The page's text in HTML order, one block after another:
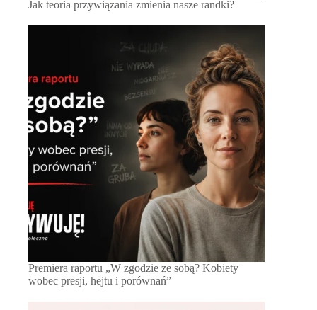
Jak teoria przywiązania zmienia nasze randki?
Premiera raportu „W zgodzie ze sobą? Kobiety
wobec presji, hejtu i porównań”